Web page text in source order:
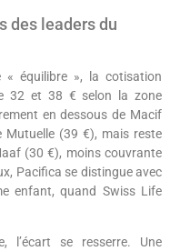
des leaders du
équilibre », la cotisation
32 et 38 € selon la zone
en dessous de Macif
(39 €), mais reste
(30 €), moins couvrante
Pacifica se distingue avec
enfant, quand Swiss Life
l’écart se resserre. Une